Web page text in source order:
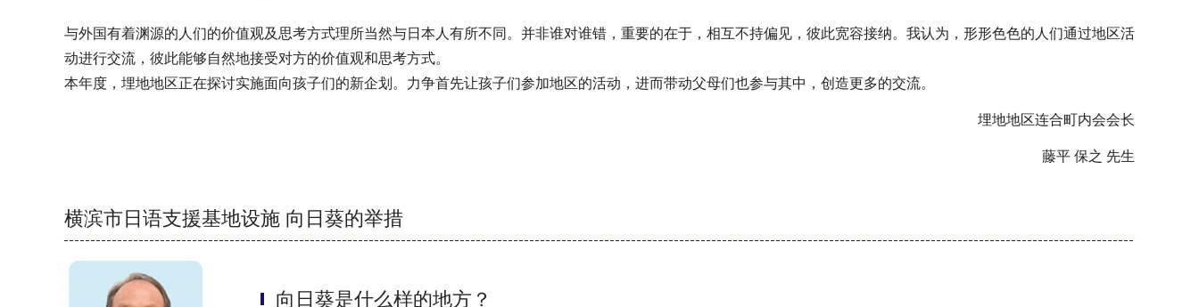
与外国有着渊源的人们的价值观及思考方式理所当然与日本人有所不同。并非谁对谁错，重要的在于，相互不持偏见，彼此宽容接纳。我认为，形形色色的人们通过地区活
动进行交流，彼此能够自然地接受对方的价值观和思考方式。
本年度，埋地地区正在探讨实施面向孩子们的新企划。力争首先让孩子们参加地区的活动，进而带动父母们也参与其中，创造更多的交流。
埋地地区连合町内会会长
藤平 保之 先生
横滨市日语支援基地设施 向日葵的举措
向日葵是什么样的地方？